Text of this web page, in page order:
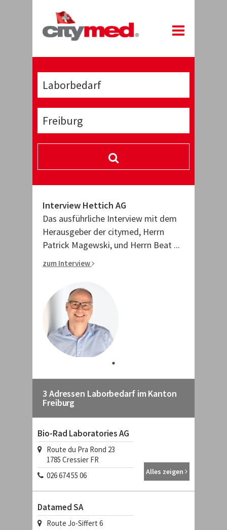
Interview Hettich AG
Das ausführliche Interview mit dem
Herausgeber der citymed, Herrn
Patrick Magewski, und Herrn Beat ...
zum Interview
3 Adressen Laborbedarf im Kanton
Freiburg
Bio-Rad Laboratories AG
Route du Pra Rond 23
1785 Cressier FR
026 674 55 06
Alles zeigen
Datamed SA
Route Jo-Siffert 6